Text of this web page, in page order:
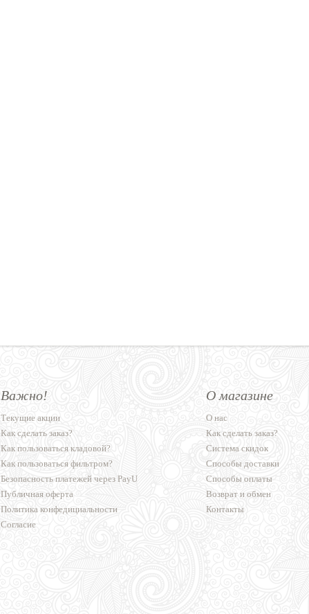
Важно!
Текущие акции
Как сделать заказ?
Как пользоваться кладовой?
Как пользоваться фильтром?
Безопасность платежей через PayU
Публичная оферта
Политика конфедициальности
Согласие
О магазине
О нас
Как сделать заказ?
Система скидок
Способы доставки
Способы оплаты
Возврат и обмен
Контакты